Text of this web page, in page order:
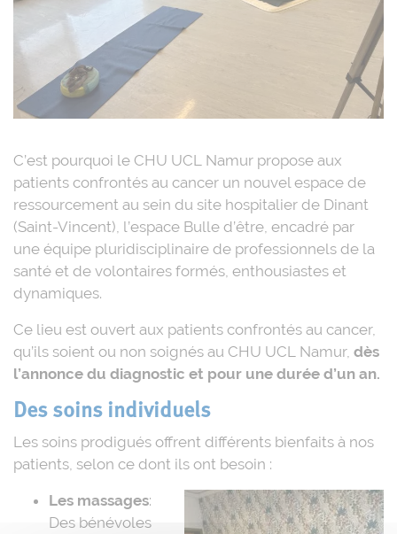
C’est pourquoi le CHU UCL Namur propose aux
patients confrontés au cancer un nouvel espace de
ressourcement au sein du site hospitalier de Dinant
(Saint-Vincent), l’espace Bulle d’être, encadré par
une équipe pluridisciplinaire de professionnels de la
santé et de volontaires formés, enthousiastes et
dynamiques.
Ce lieu est ouvert aux patients confrontés au cancer,
qu’ils soient ou non soignés au CHU UCL Namur, dès
l’annonce du diagnostic et pour une durée d’un an.
Des soins individuels
Les soins prodigués offrent différents bienfaits à nos
patients, selon ce dont ils ont besoin :
Les massages:
Des bénévoles